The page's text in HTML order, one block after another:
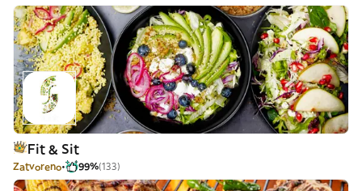
Fit & Sit
Zatvoreno 99%(133)